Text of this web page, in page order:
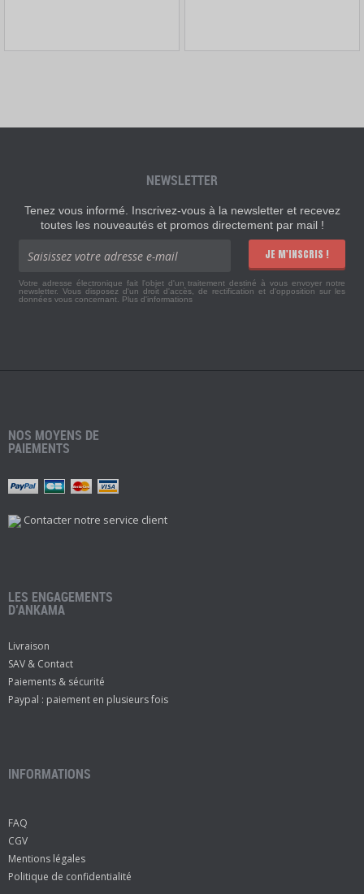
NEWSLETTER
Tenez vous informé. Inscrivez-vous à la newsletter et recevez
toutes les nouveautés et promos directement par mail !
JE M'INSCRIS !
Votre adresse électronique fait l'objet d'un traitement destiné à vous envoyer notre
newsletter. Vous disposez d'un droit d'accès, de rectification et d'opposition sur les
données vous concernant. Plus d'informations
NOS MOYENS DE
PAIEMENTS
Contacter notre service client
LES ENGAGEMENTS
D’ANKAMA
Livraison
SAV & Contact
Paiements & sécurité
Paypal : paiement en plusieurs fois
INFORMATIONS
FAQ
CGV
Mentions légales
Politique de confidentialité